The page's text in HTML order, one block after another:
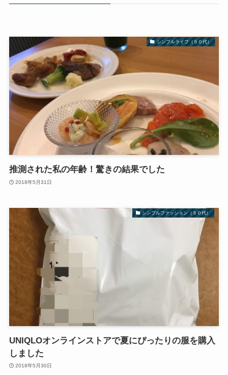
シンプルライフ（５０代）
推測された私の年齢！驚きの結果でした
2018年5月31日
シンプルファッション（５０代）
UNIQLOオンラインストアで夏にぴったりの服を購入
しました
2018年5月30日